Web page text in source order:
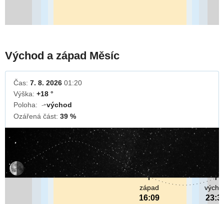
Východ a západ Měsíc
Čas: 7. 8. 2026 01:20
Výška: +18 °
Poloha:
↓východ
Ozářená část: 39 %
západ
16:09